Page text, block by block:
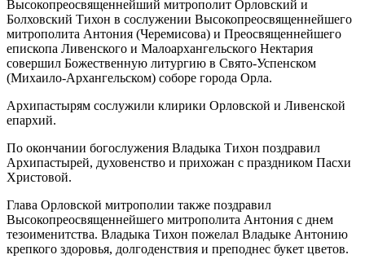
Высокопреосвященнейший митрополит Орловский и
Болховский Тихон в сослужении Высокопреосвященнейшего
митрополита Антония (Черемисова) и Преосвященнейшего
епископа Ливенского и Малоархангельского Нектария
совершил Божественную литургию в Свято-Успенском
(Михаило-Архангельском) соборе города Орла.
Архипастырям сослужили клирики Орловской и Ливенской
епархий.
По окончании богослужения Владыка Тихон поздравил
Архипастырей, духовенство и прихожан с праздником Пасхи
Христовой.
Глава Орловской митрополии также поздравил
Высокопреосвященнейшего митрополита Антония с днем
тезоименитства. Владыка Тихон пожелал Владыке Антонию
крепкого здоровья, долгоденствия и преподнес букет цветов.